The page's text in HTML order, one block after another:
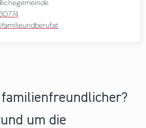
familienfreundlicher?
um die